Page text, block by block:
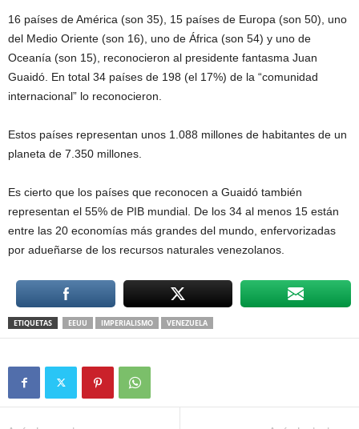
16 países de América (son 35), 15 países de Europa (son 50), uno
del Medio Oriente (son 16), uno de África (son 54) y uno de
Oceanía (son 15), reconocieron al presidente fantasma Juan
Guaidó. En total 34 países de 198 (el 17%) de la “comunidad
internacional” lo reconocieron.
Estos países representan unos 1.088 millones de habitantes de un
planeta de 7.350 millones.
Es cierto que los países que reconocen a Guaidó también
representan el 55% de PIB mundial. De los 34 al menos 15 están
entre las 20 economías más grandes del mundo, enfervorizadas
por adueñarse de los recursos naturales venezolanos.
ETIQUETAS EEUU IMPERIALISMO VENEZUELA